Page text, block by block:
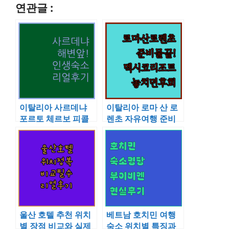
연관글 :
이탈리아 사르데냐
포르토 체르보 피콜
로 페베로 해변 바로
투숙객 후기
이탈리아 로마 산 로
렌초 자유여행 준비
물과 멕시코 해변 리
조트 숙박 정보
울산 호텔 추천 위치
별 장점 비교와 실제
베트남 호치민 여행
숙소 위치별 특징과